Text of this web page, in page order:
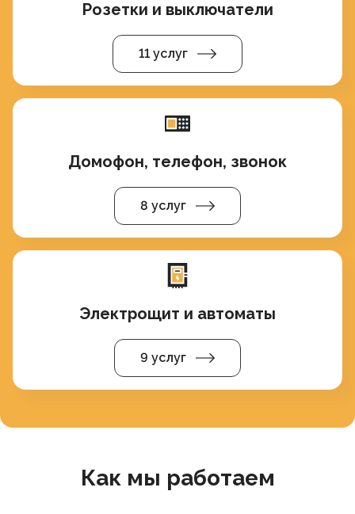
Розетки и выключатели
11 услуг
Домофон, телефон, звонок
8 услуг
Электрощит и автоматы
9 услуг
Как мы работаем